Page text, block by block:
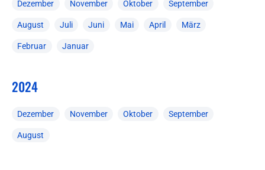
Dezember November Oktober September
August Juli Juni Mai April März
Februar Januar
2024
Dezember November Oktober September
August